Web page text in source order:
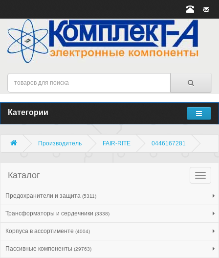
Категории
Производитель FAIR-RITE 0446167281
Каталог
Предохранители и защита (5311)
Трансформаторы и сердечники (3338)
Корпуса в ассортименте (4004)
Пассивные компоненты (29763)